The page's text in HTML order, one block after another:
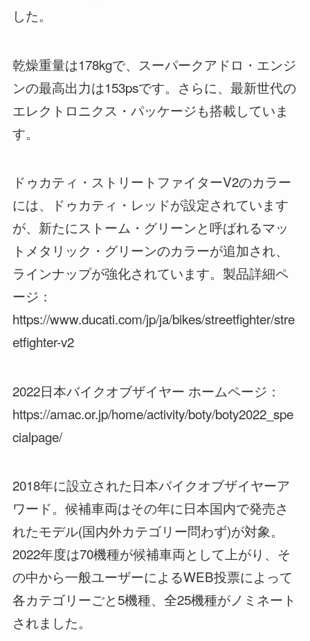
した。
乾燥重量は178kgで、スーパークアドロ・エンジ
ンの最高出力は153psです。さらに、最新世代の
エレクトロニクス・パッケージも搭載していま
す。
ドゥカティ・ストリートファイターV2のカラー
には、ドゥカティ・レッドが設定されています
が、新たにストーム・グリーンと呼ばれるマッ
トメタリック・グリーンのカラーが追加され、
ラインナップが強化されています。製品詳細ペ
ージ：
https://www.ducati.com/jp/ja/bikes/streetfighter/stre
etfighter-v2
2022日本バイクオブザイヤー ホームページ：
https://amac.or.jp/home/activity/boty/boty2022_spe
cialpage/
2018年に設立された日本バイクオブザイヤーア
ワード。候補車両はその年に日本国内で発売さ
れたモデル(国内外カテゴリー問わず)が対象。
2022年度は70機種が候補車両として上がり、そ
の中から一般ユーザーによるWEB投票によって
各カテゴリーごと5機種、全25機種がノミネート
されました。